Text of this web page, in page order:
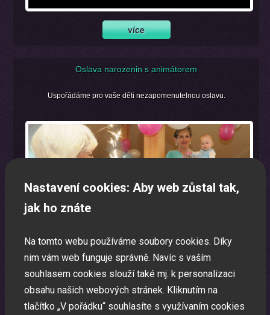
Oslava narozenin s animátorem
Uspořádáme pro vaše děti nezapomenutelnou oslavu.
Nastavení cookies: Aby web zůstal tak,
jak ho znáte
Na tomto webu používáme soubory cookies. Díky
nim vám web funguje správně. Navíc s vaším
souhlasem cookies slouží také mj. k personalizaci
obsahu našich webových stránek. Kliknutím na
tlačítko „V pořádku“ souhlasíte s využívaním cookies